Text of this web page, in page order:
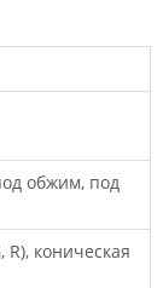
обжим, под
R), коническая